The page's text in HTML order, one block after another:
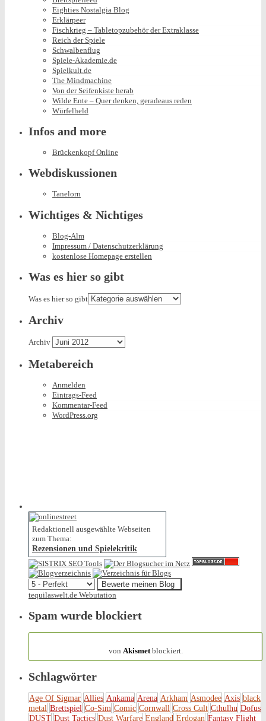
Eighties Nostalgia Blog
Erklärpeer
Fischkrieg – Tabletopzubehör der Extraklasse
Reich der Spiele
Schwalbenflug
Spiele-Akademie.de
Spielkult.de
The Mindmachine
Von der Seifenkiste herab
Wilde Ente – Quer denken, geradeaus reden
Würfelheld
Infos and more
Brückenkopf Online
Webdiskussionen
Tanelorn
Wichtiges & Nichtiges
Blog-Alm
Impressum / Datenschutzerklärung
kostenlose Homepage erstellen
Was es hier so gibt
Was es hier so gibt
Archiv
Archiv
Metabereich
Anmelden
Eintrags-Feed
Kommentar-Feed
WordPress.org
Redaktionell ausgewählte Webseiten
zum Thema:
Rezensionen und Spielekritik
tequilaswelt.de Webutation
Spam wurde blockiert
von Akismetblockiert.
Schlagwörter
Age Of Sigmar Allies Ankama Arena Arkham Asmodee Axis black
metal Brettspiel Co-Sim Comic Cornwall Cross Cult Cthulhu Dofus
DUST Dust Tactics Dust Warfare England Erdogan Fantasy Flight